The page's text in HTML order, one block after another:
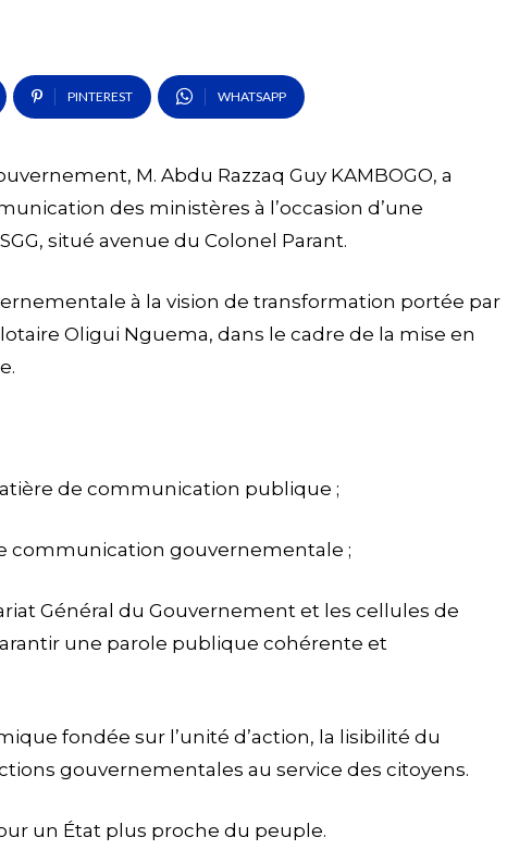
PINTEREST WHATSAPP
M. Abdu Razzaq Guy KAMBOGO, a
des ministères à l’occasion d’une
situé avenue du Colonel Parant.
à la vision de transformation portée par
Oligui Nguema, dans le cadre de la mise en
de communication publique ;
communication gouvernementale ;
Général du Gouvernement et les cellules de
une parole publique cohérente et
fondée sur l’unité d’action, la lisibilité du
gouvernementales au service des citoyens.
un État plus proche du peuple.